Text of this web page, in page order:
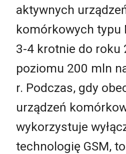
aktywnych
komórkowych typu
3-4 krotnie do roku
poziomu 200 mln
r. Podczas, gdy
urządzeń
wykorzystuje
technologię GSM,